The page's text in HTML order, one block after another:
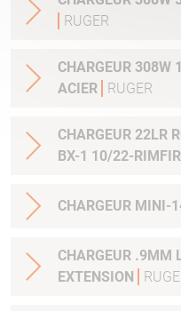
RUGER
CHARGEUR 308W 10CPS KM77/
ACIER
RUGER
CHARGEUR 22LR
BX-1 10/22-
CHARGEUR MINI-
CHARGEUR .9MM
EXTENSION